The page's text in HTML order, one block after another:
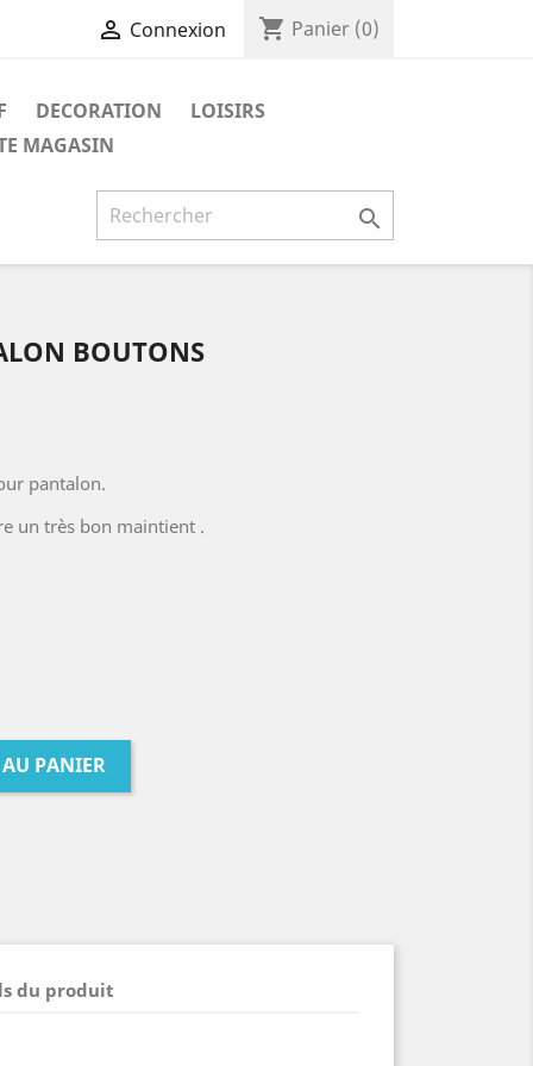
 Connexion shopping_cart Panier (0)
DECORATION
LOISIRS
MAGASIN

BOUTONS
pantalon.
un très bon maintient .
PANIER
du produit